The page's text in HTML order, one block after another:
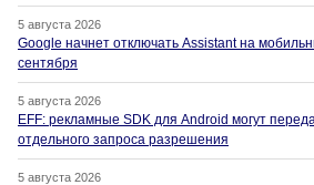
5 августа 2026
Google начнет отключать Assistant на
сентября
5 августа 2026
EFF: рекламные SDK для Android могут
отдельного запроса разрешения
5 августа 2026